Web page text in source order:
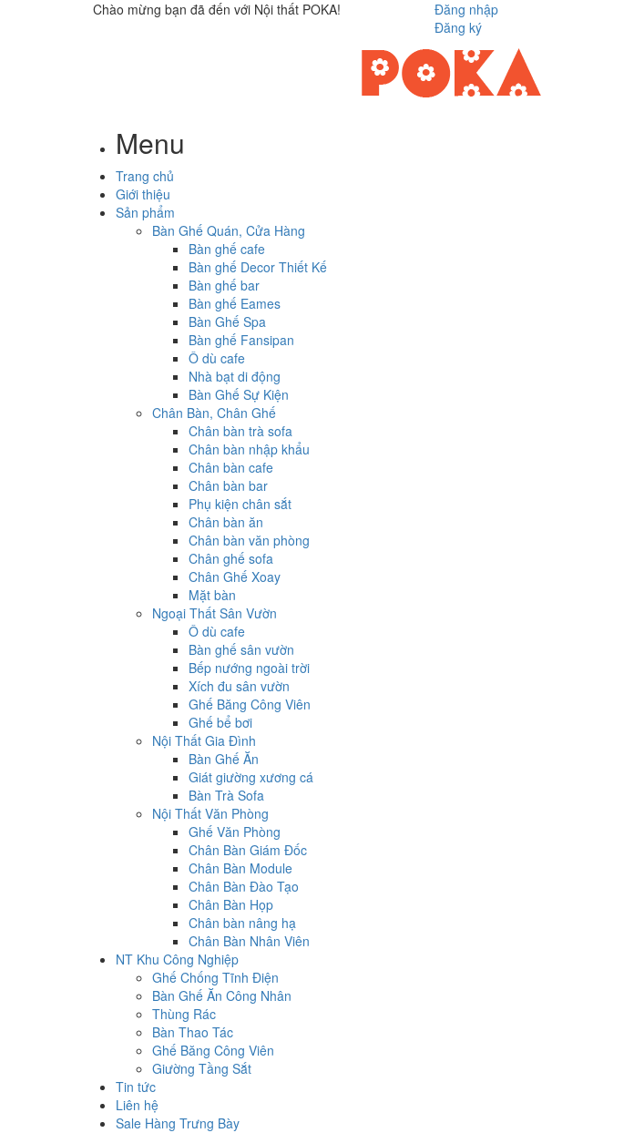
Chào mừng bạn đã đến với Nội thất POKA!
Đăng nhập
Đăng ký
Menu
Trang chủ
Giới thiệu
Sản phẩm
Bàn Ghế Quán, Cửa Hàng
Bàn ghế cafe
Bàn ghế Decor Thiết Kế
Bàn ghế bar
Bàn ghế Eames
Bàn Ghế Spa
Bàn ghế Fansipan
Ô dù cafe
Nhà bạt di động
Bàn Ghế Sự Kiện
Chân Bàn, Chân Ghế
Chân bàn trà sofa
Chân bàn nhập khẩu
Chân bàn cafe
Chân bàn bar
Phụ kiện chân sắt
Chân bàn ăn
Chân bàn văn phòng
Chân ghế sofa
Chân Ghế Xoay
Mặt bàn
Ngoại Thất Sân Vườn
Ô dù cafe
Bàn ghế sân vườn
Bếp nướng ngoài trời
Xích đu sân vườn
Ghế Băng Công Viên
Ghế bể bơi
Nội Thất Gia Đình
Bàn Ghế Ăn
Giát giường xương cá
Bàn Trà Sofa
Nội Thất Văn Phòng
Ghế Văn Phòng
Chân Bàn Giám Đốc
Chân Bàn Module
Chân Bàn Đào Tạo
Chân Bàn Họp
Chân bàn nâng hạ
Chân Bàn Nhân Viên
NT Khu Công Nghiệp
Ghế Chống Tĩnh Điện
Bàn Ghế Ăn Công Nhân
Thùng Rác
Bàn Thao Tác
Ghế Băng Công Viên
Giường Tầng Sắt
Tin tức
Liên hệ
Sale Hàng Trưng Bày